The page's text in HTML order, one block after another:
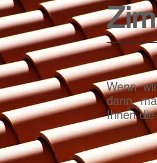
Wenn
dann
Ihnen